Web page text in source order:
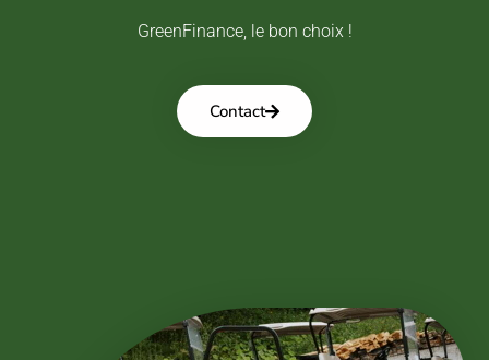
GreenFinance, le bon choix !
Contact